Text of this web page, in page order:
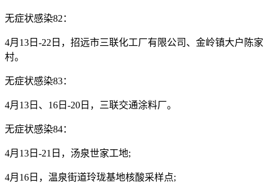
无症状感染82：
4月13日-22日，招远市三联化工厂有限公司、金岭镇大户陈家
村。
无症状感染83：
4月13日、16日-20日，三联交通涂料厂。
无症状感染84：
4月13日-21日，汤泉世家工地;
4月16日，温泉街道玲珑基地核酸采样点;